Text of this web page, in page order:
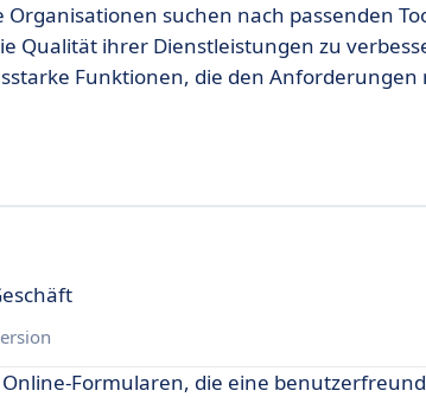
suchen nach passenden
Qualität ihrer Dienstleistungen zu
Funktionen, die den
Formularen, die eine